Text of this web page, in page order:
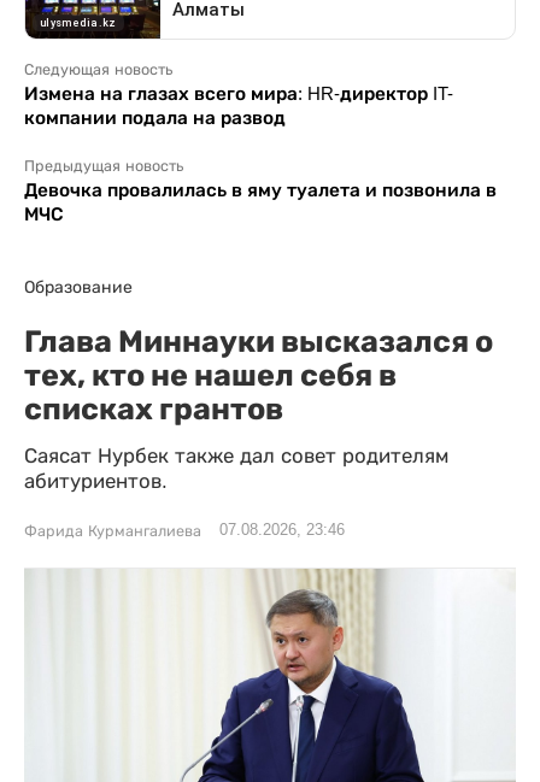
Следующая новость
Измена на глазах всего мира: HR-директор IT-
компании подала на развод
Предыдущая новость
Девочка провалилась в яму туалета и позвонила в
МЧС
Образование
Глава Миннауки высказался о
тех, кто не нашел себя в
списках грантов
Саясат Нурбек также дал совет родителям
абитуриентов.
Фарида Курмангалиева 07.08.2026, 23:46